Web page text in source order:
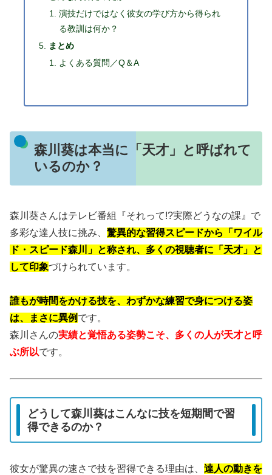
演技だけではなく彼女の学び方から得られ
る教訓は何か？
まとめ
よくある質問／Q＆A
森川葵は本当に「天才」と呼ばれて
いるのか？
森川葵さんはテレビ番組『それって!?実際どうなの課』で
多彩な達人技に挑み、 驚異的な習得スピードから「ワイル
ド・スピード森川」と称され、多くの視聴者に「天才」と
して印象づけられています。
誰もが時間をかける技を、わずかな練習で身につける姿
は、まさに異例 です。
森川さんの実績と覚悟ある姿勢こそ、多くの人が天才と呼
ぶ所以です。
どうして森川葵はこんなに技を短期間で習
得できるのか？
彼女が驚異の速さで技を習得できる理由は、 達人の動きを